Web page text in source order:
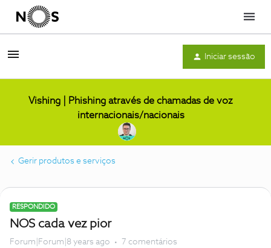
Menu
Iniciar sessão
Vishing | Phishing através de chamadas de voz
internacionais/nacionais
Gerir produtos e serviços
RESPONDIDO
NOS cada vez pior
Forum|Forum|8 years ago 7 comentários